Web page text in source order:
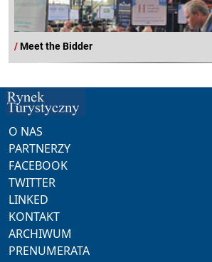
/Meet the Bidder
O NAS
PARTNERZY
FACEBOOK
TWITTER
LINKED
KONTAKT
ARCHIWUM
PRENUMERATA